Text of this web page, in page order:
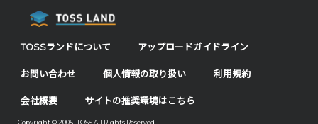
TOSSランドについて アップロードガイドライン
お問い合わせ 個人情報の取り扱い 利用規約
会社概要 サイトの推奨環境はこちら
Copyright © 2005- TOSS All Rights Reserved.